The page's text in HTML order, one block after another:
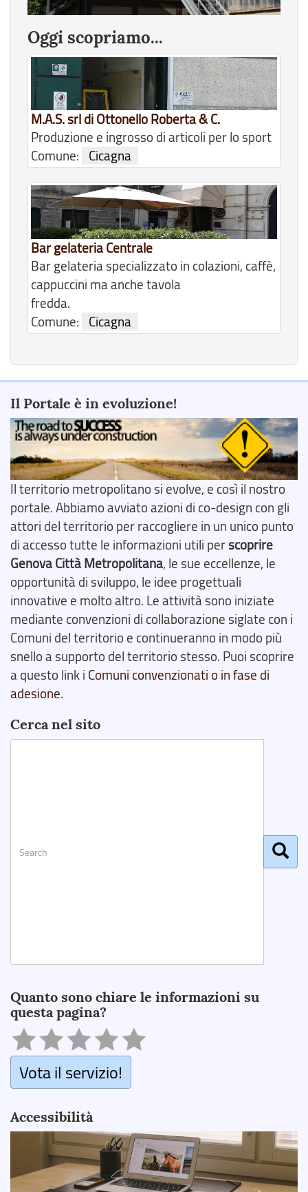
Oggi scopriamo...
M.A.S. srl di Ottonello Roberta & C.
Produzione e ingrosso di articoli per lo sport
Comune:
Cicagna
Bar gelateria Centrale
Bar gelateria specializzato in colazioni, caffè,
cappuccini ma anche tavola
fredda.
Comune:
Cicagna
Il Portale è in evoluzione!
Il territorio metropolitano si evolve, e così il nostro
portale. Abbiamo avviato azioni di co-design con gli
attori del territorio per raccogliere in un unico punto
di accesso tutte le informazioni utili perscoprire
Genova Città Metropolitana, le sue eccellenze, le
opportunità di sviluppo, le idee progettuali
innovative e molto altro. Le attività sono iniziate
mediante convenzioni di collaborazione siglate con i
Comuni del territorio e continueranno in modo più
snello a supporto del territorio stesso. Puoi scoprire
a questo link i Comuni convenzionati o in fase di
adesione.
Cerca nel sito
Quanto sono chiare le informazioni su
questa pagina?
Vota il servizio!
Accessibilità